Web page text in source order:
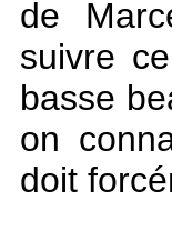
de
suivre
basse
on
doit